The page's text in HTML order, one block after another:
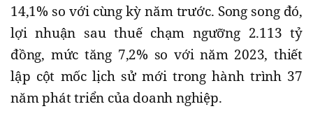
14,1% so với cùng kỳ năm trước. Song song đó,
lợi nhuận sau thuế chạm ngưỡng 2.113 tỷ
đồng, mức tăng 7,2% so với năm 2023, thiết
lập cột mốc lịch sử mới trong hành trình 37
năm phát triển của doanh nghiệp.